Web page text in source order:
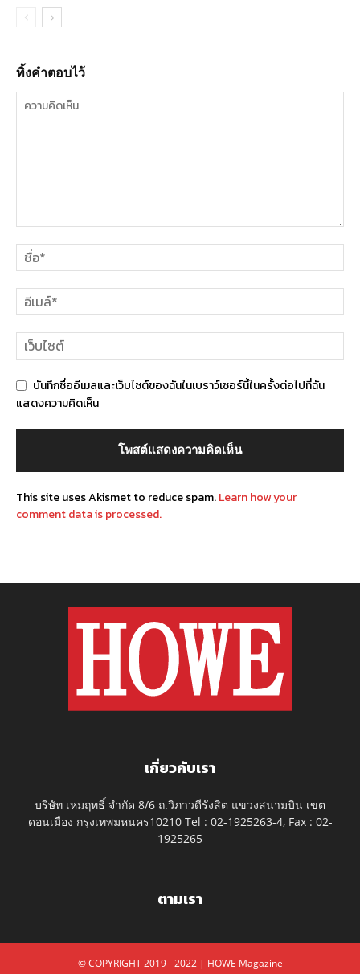
ทิ้งคำตอบไว้
บันทึกชื่ออีเมลและเว็บไซต์ของฉันในเบราว์เซอร์นี้ในครั้งต่อไปที่ฉัน
แสดงความคิดเห็น
This site uses Akismet to reduce spam.Learn how your
comment data is processed.
เกี่ยวกับเรา
บริษัท เหมฤทธิ์ จำกัด 8/6 ถ.วิภาวดีรังสิต แขวงสนามบิน เขต
ดอนเมือง กรุงเทพมหนคร10210 Tel : 02-1925263-4, Fax : 02-
1925265
ตามเรา
© COPYRIGHT 2019 - 2022 | HOWE Magazine